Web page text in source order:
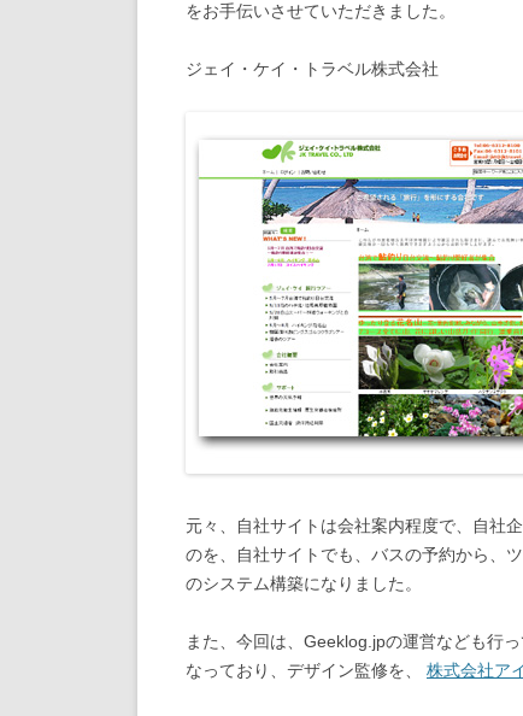
をお手伝いさせていただきました。
ジェイ・ケイ・トラベル株式会社
元々、自社サイトは会社案内程度で、自社
のを、自社サイトでも、バスの予約から、
のシステム構築になりました。
また、今回は、Geeklog.jpの運営なども行っ
なっており、デザイン監修を、 株式会社ア